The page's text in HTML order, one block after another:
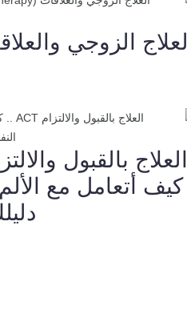
العلاج الزوجي
كيف أتعامل مع